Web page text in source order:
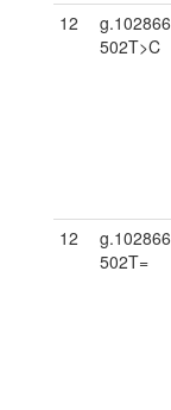
12
g.102866
502T>C
12
g.102866
502T=